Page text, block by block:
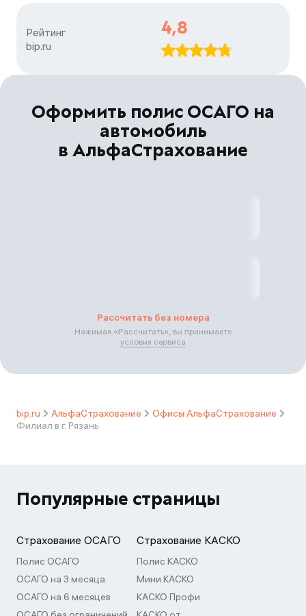
Рейтинг
bip.ru
4,8
Оформить полис ОСАГО на
автомобиль
в АльфаСтрахование
Рассчитать без номера
Нажимая «Рассчитать», вы принимаете
условия сервиса
bip.ru АльфаСтрахование
Офисы АльфаСтрахование
Филиал в г. Рязань
Популярные страницы
Страхование ОСАГО
Полис ОСАГО
ОСАГО на 3 месяца
ОСАГО на 6 месяцев
Страхование КАСКО
Полис КАСКО
Мини КАСКО
КАСКО Профи